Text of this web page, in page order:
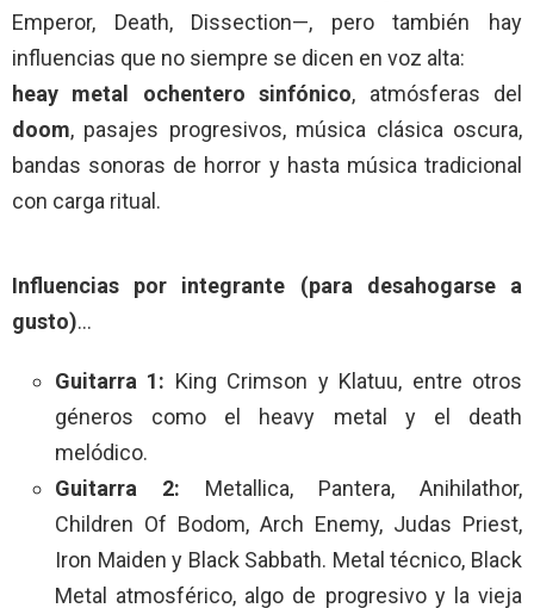
Emperor, Death, Dissection—, pero también hay
influencias que no siempre se dicen en voz alta:
heay metal ochentero sinfónico, atmósferas del
doom, pasajes progresivos, música clásica oscura,
bandas sonoras de horror y hasta música tradicional
con carga ritual.
Influencias por integrante (para desahogarse a
gusto)…
Guitarra 1: King Crimson y Klatuu, entre otros
géneros como el heavy metal y el death
melódico.
Guitarra 2: Metallica, Pantera, Anihilathor,
Children Of Bodom, Arch Enemy, Judas Priest,
Iron Maiden y Black Sabbath. Metal técnico, Black
Metal atmosférico, algo de progresivo y la vieja